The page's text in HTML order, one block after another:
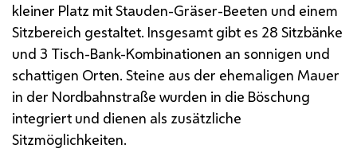
kleiner Platz mit Stauden-Gräser-Beeten und einem
Sitzbereich gestaltet. Insgesamt gibt es 28 Sitzbänke
und 3 Tisch-Bank-Kombinationen an sonnigen und
schattigen Orten. Steine aus der ehemaligen Mauer
in der Nordbahnstraße wurden in die Böschung
integriert und dienen als zusätzliche
Sitzmöglichkeiten.